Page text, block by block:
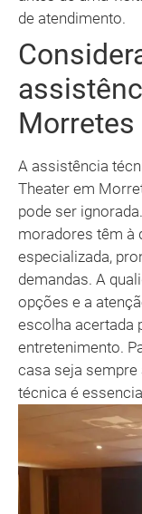
de atendimento.
Morretes
A assistência
Theater em
pode ser
moradores têm à
especializada,
demandas. A
opções e a
escolha acertada
entretenimento.
casa seja
técnica é